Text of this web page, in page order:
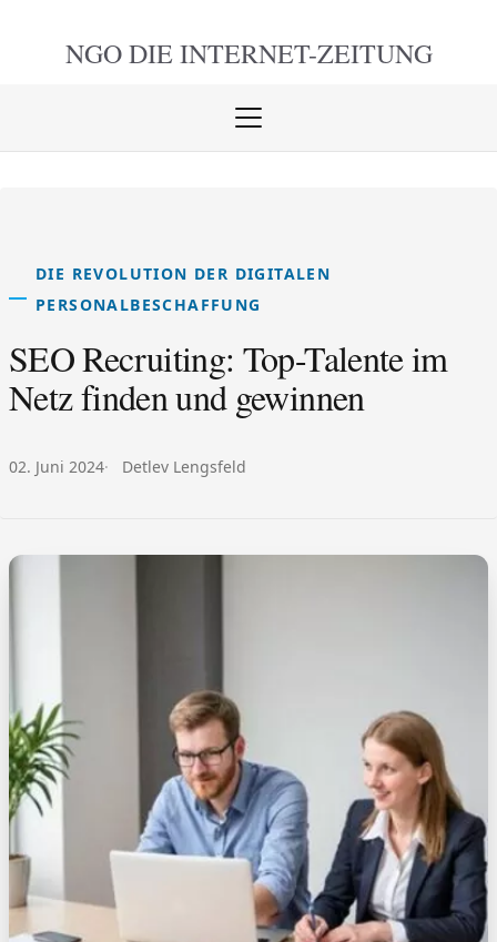
NGO DIE INTERNET-ZEITUNG
Menü
DIE REVOLUTION DER DIGITALEN
PERSONALBESCHAFFUNG
SEO Recruiting: Top-Talente im
Netz finden und gewinnen
Veröffentlicht am:
02. Juni 2024 Autor:
Detlev Lengsfeld